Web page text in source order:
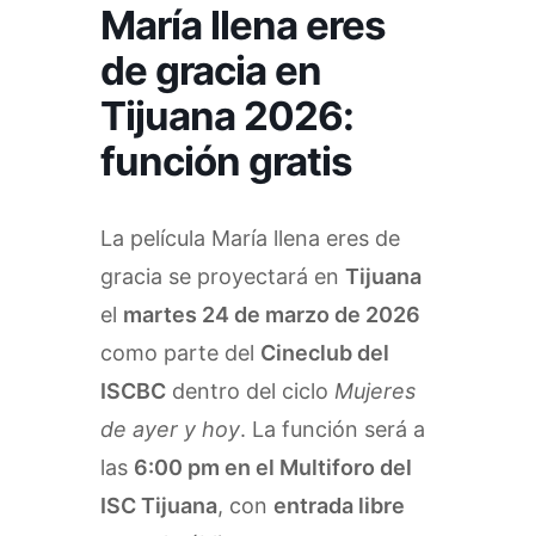
María llena eres
de gracia en
Tijuana 2026:
función gratis
La película María llena eres de
gracia se proyectará en Tijuana
el martes 24 de marzo de 2026
como parte del Cineclub del
ISCBC dentro del ciclo Mujeres
de ayer y hoy. La función será a
las 6:00 pm en el Multiforo del
ISC Tijuana, con entrada libre